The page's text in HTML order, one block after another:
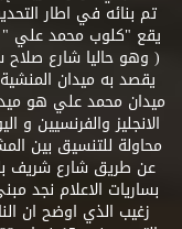
تم بنائه في اطار
يقع "كلوب محمد علي
( وهو حاليا شارع
يقصد به ميدان
ميدان محمد علي هو
الانجليز والفرنسيين و
محاولة للتنسيق بين
عن طريق شارع شريف
بساريات الاعلام نجد
زغيب الذي اوضح ان